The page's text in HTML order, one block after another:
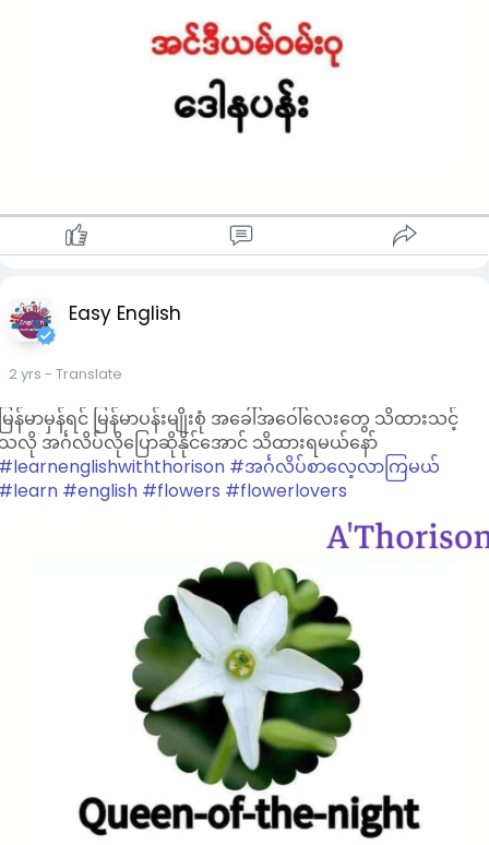
Easy English
2 yrs - Translate
ြန်မာမှန်ရင် မြန်မာပန်းမျိုးစုံ အခေါ်အဝေါ်လေးတွေ သိထားသင့်
လို အင်္ဂလိပ်လိုပြောဆိုနိုင်အောင် သိထားရမယ်နော်
#အင်္ဂလိပ်စာလေ့လာကြမယ်
#english #flowers #flowerlovers